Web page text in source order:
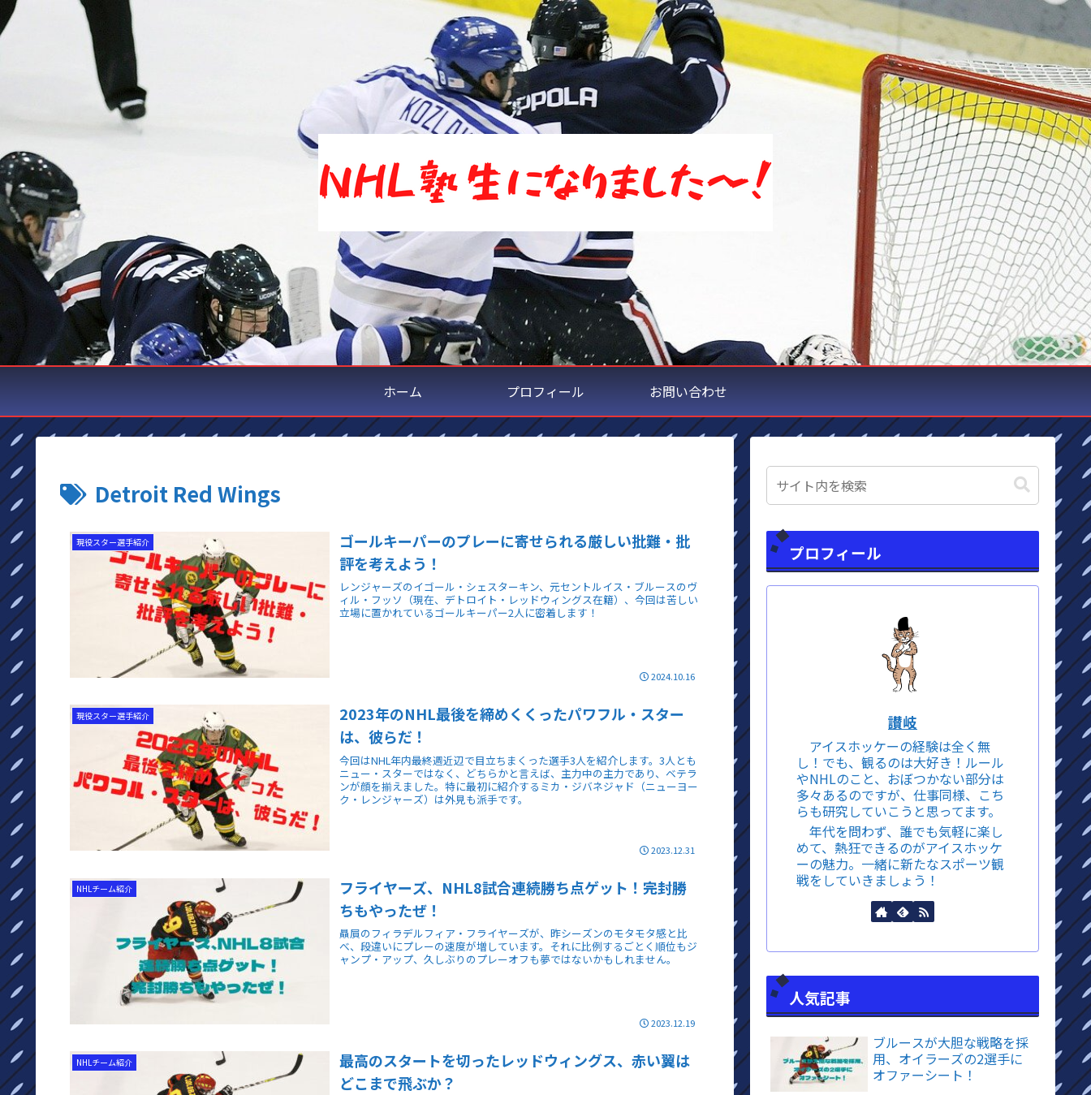
ホーム プロフィール お問い合わせ
Detroit Red Wings
現役スター選手紹介
ゴールキーパーのプレーに寄せられる厳しい批難・批
評を考えよう！
レンジャーズのイゴール・シェスターキン、元セントルイス・ブルースのヴ
ィル・フッソ（現在、デトロイト・レッドウィングス在籍）、今回は苦しい
立場に置かれているゴールキーパー2人に密着します！
2024.10.16
現役スター選手紹介
2023年のNHL最後を締めくくったパワフル・スター
は、彼らだ！
今回はNHL年内最終週近辺で目立ちまくった選手3人を紹介します。3人とも
ニュー・スターではなく、どちらかと言えば、主力中の主力であり、ベテラ
ンが顔を揃えました。特に最初に紹介するミカ・ジバネジャド（ニューヨー
ク・レンジャーズ）は外見も派手です。
2023.12.31
NHLチーム紹介
フライヤーズ、NHL8試合連続勝ち点ゲット！完封勝
ちもやったぜ！
贔屓のフィラデルフィア・フライヤーズが、昨シーズンのモタモタ感と比
べ、段違いにプレーの速度が増しています。それに比例するごとく順位もジ
ャンプ・アップ、久しぶりのプレーオフも夢ではないかもしれません。
2023.12.19
NHLチーム紹介
最高のスタートを切ったレッドウィングス、赤い翼は
どこまで飛ぶか？
プロフィール
讃岐
アイスホッケーの経験は全く無
し！でも、観るのは大好き！ルール
やNHLのこと、おぼつかない部分は
多々あるのですが、仕事同様、こち
らも研究していこうと思ってます。
年代を問わず、誰でも気軽に楽し
めて、熱狂できるのがアイスホッケ
ーの魅力。一緒に新たなスポーツ観
戦をしていきましょう！
人気記事
ブルースが大胆な戦略を採
用、オイラーズの2選手に
オファーシート！